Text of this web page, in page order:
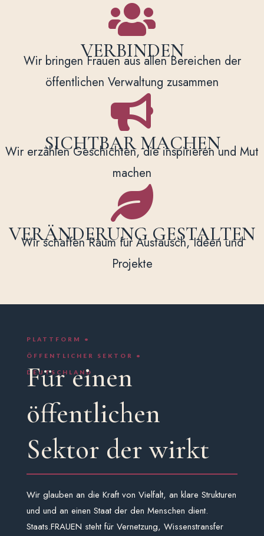

VERBINDEN
Wir bringen Frauen aus allen Bereichen der
öffentlichen Verwaltung zusammen

SICHTBAR MACHEN
Wir erzählen Geschichten, die inspirieren und Mut
machen

VERÄNDERUNG GESTALTEN
Wir schaffen Raum für Austausch, Ideen und
Projekte
PLATTFORM •
ÖFFENTLICHER SEKTOR •
DEUTSCHLAND
Für einen
öffentlichen
Sektor der wirkt
Wir glauben an die Kraft von Vielfalt, an klare Strukturen
und und an einen Staat der den Menschen dient.
Staats.FRAUEN steht für Vernetzung, Wissenstransfer